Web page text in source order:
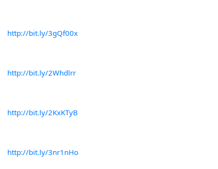
http://bit.ly/3gQf00x
http://bit.ly/2Whdlrr
http://bit.ly/2KxKTyB
http://bit.ly/3nr1nHo